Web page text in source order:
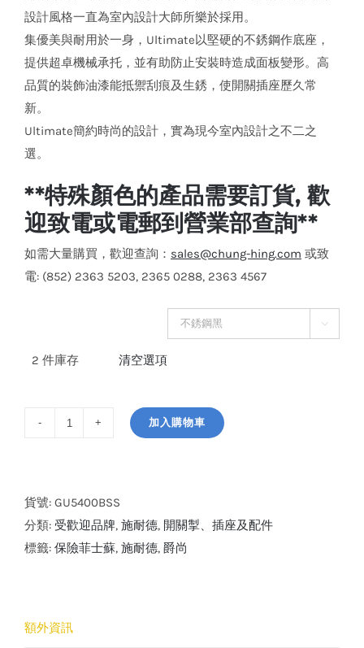
設計風格一直為室內設計大師所樂於採用。
集優美與耐用於一身，Ultimate以堅硬的不銹鋼作底座，
提供超卓機械承托，並有助防止安裝時造成面板變形。高
品質的裝飾油漆能抵禦刮痕及生銹，使開關插座歷久常
新。
Ultimate簡約時尚的設計，實為現今室內設計之不二之
選。
**特殊顏色的產品需要訂貨, 歡
迎致電或電郵到營業部查詢**
如需大量購買，歡迎查詢： sales@chung-hing.com 或致
電: (852) 2363 5203, 2365 0288, 2363 4567

2 件庫存 清空選項
電
氣
爵
位
加入購物車
貨號: GU5400BSS
分類: 受歡迎品牌, 施耐德, 開關掣、插座及配件
標籤: 保險菲士蘇, 施耐德, 爵尚
額外資訊